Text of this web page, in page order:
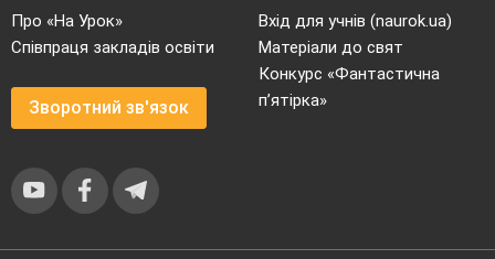
Про «На Урок»
Співпраця закладів освіти
Зворотний зв'язок
Вхід для учнів (naurok.ua)
Матеріали до свят
Конкурс «Фантастична
п’ятірка»